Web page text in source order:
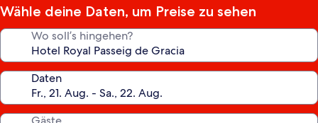
Wähle deine Daten, um Preise zu sehen
Wo soll’s hingehen?
Daten